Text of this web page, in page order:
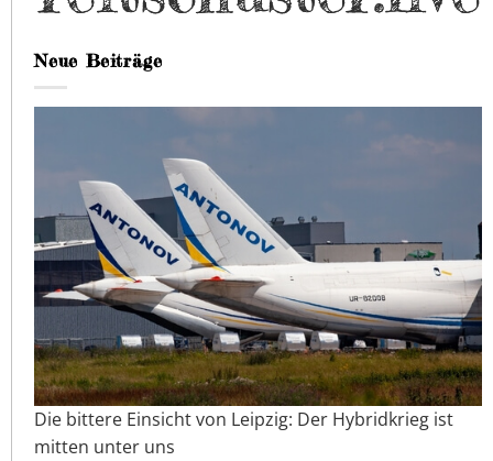
Neue Beiträge
Die bittere Einsicht von Leipzig: Der Hybridkrieg ist
mitten unter uns